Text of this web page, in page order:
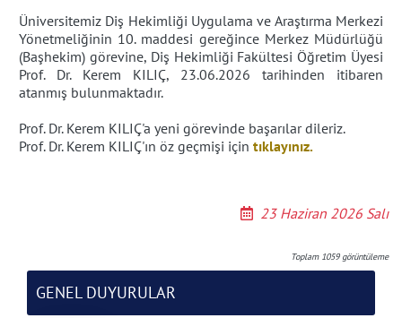
Üniversitemiz Diş Hekimliği Uygulama ve Araştırma Merkezi
Yönetmeliğinin 10. maddesi gereğince Merkez Müdürlüğü
(Başhekim) görevine, Diş Hekimliği Fakültesi Öğretim Üyesi
Prof. Dr. Kerem KILIÇ, 23.06.2026 tarihinden itibaren
atanmış bulunmaktadır.
Prof. Dr. Kerem KILIÇ'a yeni görevinde başarılar dileriz.
Prof. Dr. Kerem KILIÇ'ın öz geçmişi için tıklayınız.
23 Haziran 2026 Salı
Toplam 1059görüntüleme
GENEL DUYURULAR